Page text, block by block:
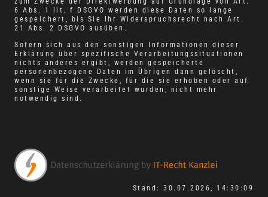
6 Abs. 1 lit. f DSGVO werden diese Daten so lange
gespeichert, bis Sie Ihr Widerspruchsrecht nach Art.
21 Abs. 2 DSGVO ausüben.
Sofern sich aus den sonstigen Informationen dieser
Erklärung über spezifische Verarbeitungssituationen
nichts anderes ergibt, werden gespeicherte
personenbezogene Daten im Übrigen dann gelöscht,
wenn sie für die Zwecke, für die sie erhoben oder auf
sonstige Weise verarbeitet wurden, nicht mehr
notwendig sind.
Stand: 30.07.2026, 14:30:09